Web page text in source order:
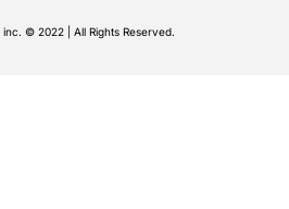
inc. © 2022 | All Rights Reserved.